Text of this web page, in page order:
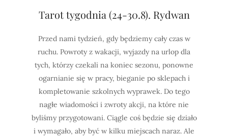
Tarot tygodnia (24-30.8). Rydwan
Przed nami tydzień, gdy będziemy cały czas w
ruchu. Powroty z wakacji, wyjazdy na urlop dla
tych, którzy czekali na koniec sezonu, ponowne
ogarnianie się w pracy, bieganie po sklepach i
kompletowanie szkolnych wyprawek. Do tego
nagłe wiadomości i zwroty akcji, na które nie
byliśmy przygotowani. Ciągle coś będzie się działo
i wymagało, aby być w kilku miejscach naraz. Ale